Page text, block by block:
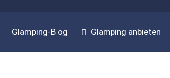
Glamping-Blog Glamping anbieten